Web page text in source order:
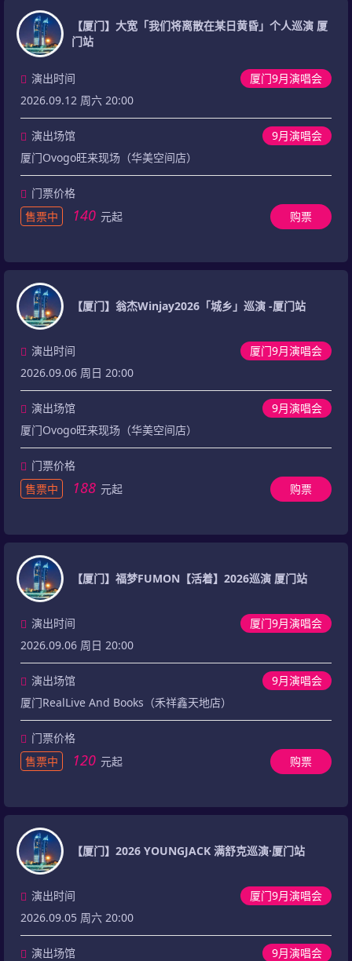
【厦门】大宽「我们将离散在某日黄昏」个人巡演 厦
门站
厦门9月演唱会
演出时间
2026.09.12 周六 20:00
9月演唱会
演出场馆
厦门Ovogo旺来现场（华美空间店）
门票价格
售票中
140 元起 购票
【厦门】翁杰Winjay2026「城乡」巡演 -厦门站
厦门9月演唱会
演出时间
2026.09.06 周日 20:00
9月演唱会
演出场馆
厦门Ovogo旺来现场（华美空间店）
门票价格
售票中
188 元起 购票
【厦门】福梦FUMON【活着】2026巡演 厦门站
厦门9月演唱会
演出时间
2026.09.06 周日 20:00
9月演唱会
演出场馆
厦门RealLive And Books（禾祥鑫天地店）
门票价格
售票中
120 元起 购票
【厦门】2026 YOUNGJACK 满舒克巡演·厦门站
厦门9月演唱会
演出时间
2026.09.05 周六 20:00
9月演唱会
演出场馆